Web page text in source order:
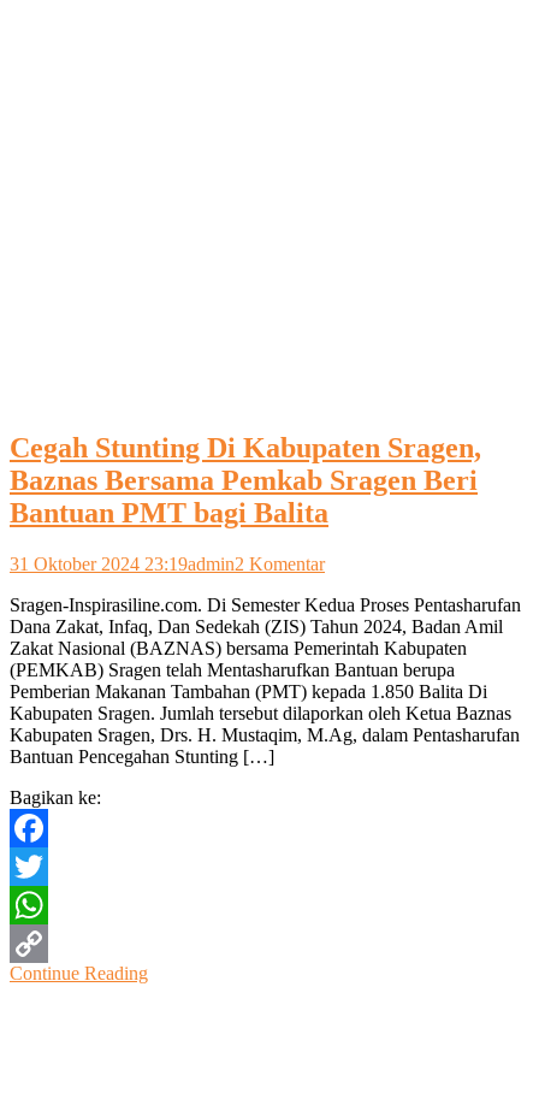
Cegah Stunting Di Kabupaten Sragen,
Baznas Bersama Pemkab Sragen Beri
Bantuan PMT bagi Balita
31 Oktober 2024 23:19admin2 Komentarpada
Stunting
Di
Kabupaten
Sragen,
Baznas
Bersama
Pemkab
Sragen-Inspirasiline.com. Di Semester Kedua Proses Pentasharufan
Dana Zakat, Infaq, Dan Sedekah (ZIS) Tahun 2024, Badan Amil
Zakat Nasional (BAZNAS) bersama Pemerintah Kabupaten
(PEMKAB) Sragen telah Mentasharufkan Bantuan berupa
Pemberian Makanan Tambahan (PMT) kepada 1.850 Balita Di
Kabupaten Sragen. Jumlah tersebut dilaporkan oleh Ketua Baznas
Kabupaten Sragen, Drs. H. Mustaqim, M.Ag, dalam Pentasharufan
Bantuan Pencegahan Stunting […]
Bagikan ke:
Facebook
Twitter
WhatsApp
Copy
Continue Reading